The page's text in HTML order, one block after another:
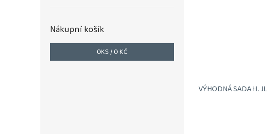
Nákupní košík
0KS /0 KČ
VÝHODNÁ SADA II. JL